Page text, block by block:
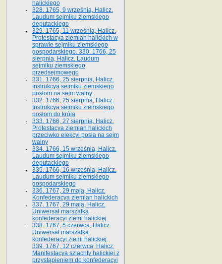
halickiego
328. 1765, 9 września, Halicz.
Laudum sejmiku ziemskiego
deputackiego
329. 1765, 11 września, Halicz.
Protestacya ziemian halickich w
sprawie sejmiku ziemskiego
gospodarskiego. 330. 1766, 25
sierpnia, Halicz. Laudum
sejmiku ziemskiego
przedsejmowego
331. 1766, 25 sierpnia, Halicz.
Instrukcya sejmiku ziemskiego
posłom na sejm walny
332. 1766, 25 sierpnia, Halicz.
Instrukcya sejmiku ziemskiego
posłom do króla
333. 1766, 27 sierpnia, Halicz.
Protestacya ziemian halickich
przeciwko elekcyi posła na sejm
walny
334. 1766, 15 września, Halicz.
Laudum sejmiku ziemskiego
deputackiego
335. 1766, 16 września, Halicz.
Laudum sejmiku ziemskiego
gospodarskiego
336. 1767, 29 maja, Halicz.
Konfederacya ziemian halickich
337. 1767, 29 maja, Halicz.
Uniwersał marszałka
konfederacyi ziemi halickiej
338. 1767, 5 czerwca, Halicz.
Uniwersał marszałka
konfederacyi ziemi halickiej.
339. 1767, 12 czerwca, Halicz.
Manifestacya szlachty halickiej z
przystąpieniem do konfederacyi